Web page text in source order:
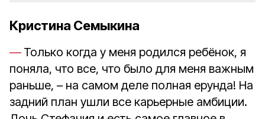
Кристина Семыкина
Только когда у меня родился ребёнок, я
поняла, что все, что было для меня важным
раньше, – на самом деле полная ерунда! На
задний план ушли все карьерные амбиции.